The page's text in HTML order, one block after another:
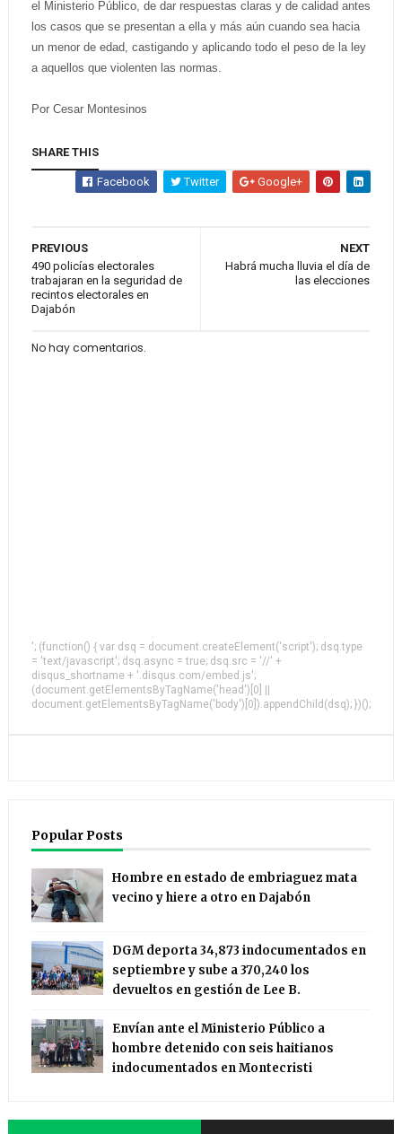
el Ministerio Público, de dar respuestas claras y de calidad antes
los casos que se presentan a ella y más aún cuando sea hacia
un menor de edad, castigando y aplicando todo el peso de la ley
a aquellos que violenten las normas.
Por Cesar Montesinos
SHARE THIS
Facebook Twitter Google+
NEXT
Habrá mucha lluvia el día de
las elecciones
PREVIOUS
490 policías electorales
trabajaran en la seguridad de
recintos electorales en
Dajabón
No hay comentarios.
'; (function() { var dsq = document.createElement('script'); dsq.type
= 'text/javascript'; dsq.async = true; dsq.src = '//' +
disqus_shortname + '.disqus.com/embed.js';
(document.getElementsByTagName('head')[0] ||
document.getElementsByTagName('body')[0]).appendChild(dsq); })();
Popular Posts
Hombre en estado de embriaguez mata
vecino y hiere a otro en Dajabón
DGM deporta 34,873 indocumentados en
septiembre y sube a 370,240 los
devueltos en gestión de Lee B.
Envían ante el Ministerio Público a
hombre detenido con seis haitianos
indocumentados en Montecristi